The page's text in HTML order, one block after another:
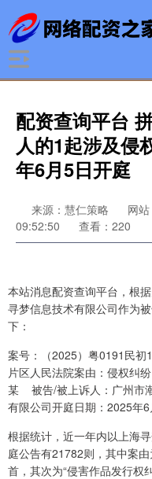
配资查询平台
人的1起涉及侵
年6月5日开庭
来源：慧仁策略 网
09:52:50
查看：220
本站消息配资查询平台，根
寻梦信息技术有限公司作为
下：
案号：（2025）粤0191民初
片区人民法院案由：侵权纠
某 被告/被上诉人：广州市
有限公司开庭日期：2025年6
根据统计，近一年内以上海
庭公告有21782则，其中案
首，其次为“侵害作品发行权